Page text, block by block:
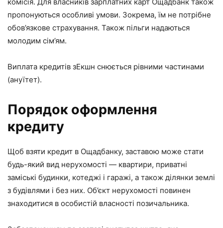
пропонуються особливі умови. Зокрема, їм не потрібне
обов’язкове страхування. Також пільги надаються
молодим сім’ям.
Виплата кредитів зЕкшн снюється рівними частинами
(ануїтет).
Порядок оформлення
кредиту
Щоб взяти кредит в Ощадбанку, заставою може стати
будь-який вид нерухомості — квартири, приватні
заміські будинки, котеджі і гаражі, а також ділянки землі
з будівлями і без них. Об’єкт нерухомості повинен
знаходитися в особистій власності позичальника.